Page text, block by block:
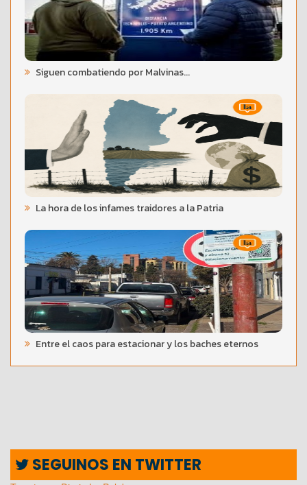
Siguen combatiendo por Malvinas...
La hora de los infames traidores a la Patria
Entre el caos para estacionar y los baches eternos
SEGUINOS EN TWITTER